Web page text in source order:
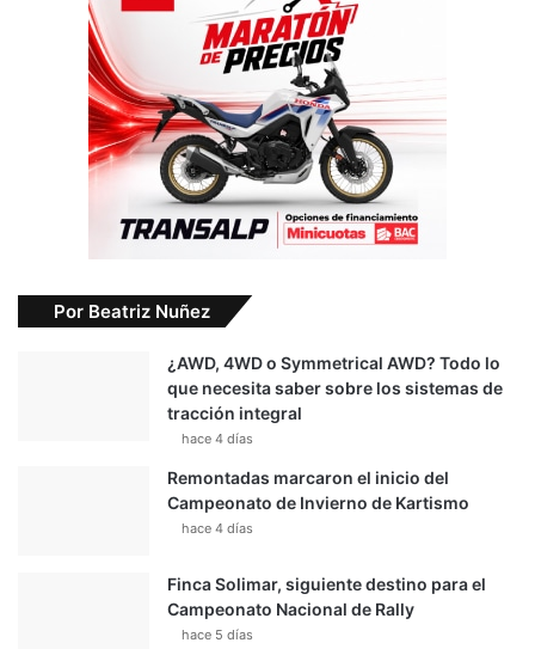
Por Beatriz Nuñez
¿AWD, 4WD o Symmetrical AWD? Todo lo
que necesita saber sobre los sistemas de
tracción integral
hace 4 días
Remontadas marcaron el inicio del
Campeonato de Invierno de Kartismo
hace 4 días
Finca Solimar, siguiente destino para el
Campeonato Nacional de Rally
hace 5 días